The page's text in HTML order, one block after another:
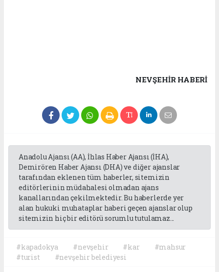
NEVŞEHIR HABERİ
Anadolu Ajansı (AA), İhlas Haber Ajansı (İHA),
Demirören Haber Ajansı (DHA) ve diğer ajanslar
tarafından eklenen tüm haberler, sitemizin
editörlerinin müdahalesi olmadan ajans
kanallarından çekilmektedir. Bu haberlerde yer
alan hukuki muhataplar haberi geçen ajanslar olup
sitemizin hiç bir editörü sorumlu tutulamaz...
#kapadokya #nevşehir #kar
#mahsur
#turist
#nevşehir belediyesi